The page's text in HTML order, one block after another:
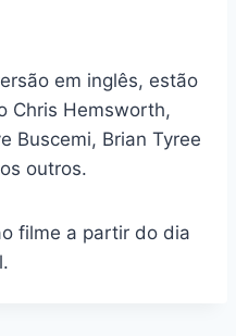
em inglês, estão
Chris Hemsworth,
Buscemi, Brian Tyree
outros.
filme a partir do dia